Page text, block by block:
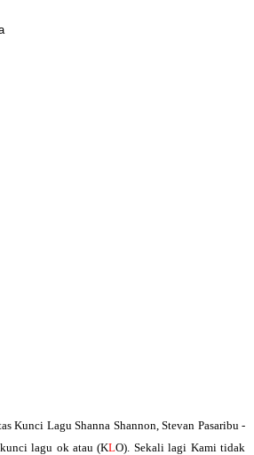
Kunci Lagu Shanna Shannon, Stevan Pasaribu -
lagu ok atau (KLO). Sekali lagi Kami tidak